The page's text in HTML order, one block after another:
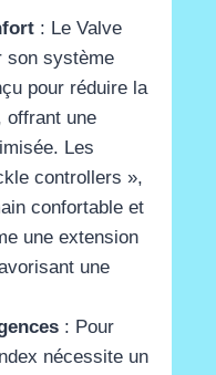
: Le Valve
son système
pour réduire la
offrant une
Les
controllers »,
confortable et
une extension
une
: Pour
nécessite un